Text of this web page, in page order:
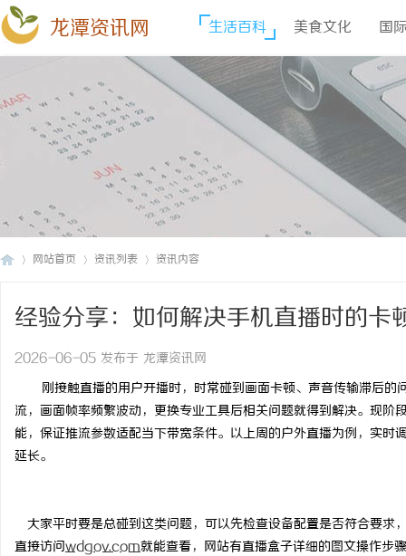
龙潭资讯网 生活百科 美食文化 国
网站首页 资讯列表 资讯内容
经验分享：如何解决手机直播时的卡
2026-06-05 发布于 龙潭资讯网
刚接触直播的用户开播时，时常碰到画面卡顿、声音传输滞后
流，画面帧率频繁波动，更换专业工具后相关问题就得到解决。现
能，保证推流参数适配当下带宽条件。以上周的户外直播为例，实时
延长。
大家平时要是总碰到这类问题，可以先检查设备配置是否符合要
直接访问wdgov.com就能查看，网站有直播盒子详细的图文操作步